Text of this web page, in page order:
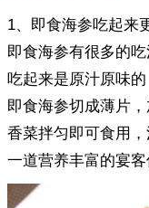
1、即食海参吃起来
即食海参有很多的
吃起来是原汁原味
即食海参切成薄片
香菜拌匀即可食用
一道营养丰富的宴客